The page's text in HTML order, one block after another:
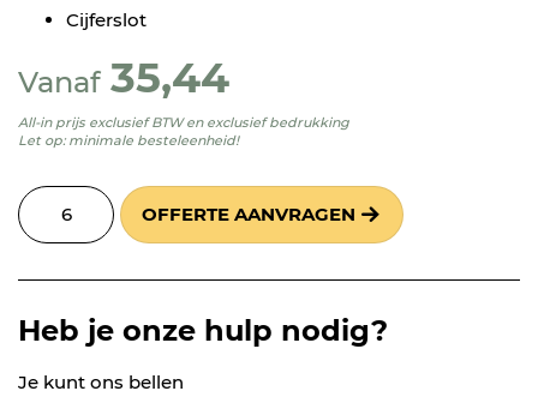
Cijferslot
Vanaf 35,44
All-in prijs exclusief BTW en exclusief bedrukking
Let op: minimale besteleenheid!
OFFERTE AANVRAGEN
Heb je onze hulp nodig?
Je kunt ons bellen